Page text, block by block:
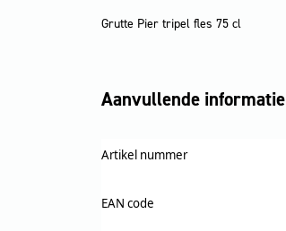
Grutte Pier tripel fles 75 cl
Aanvullende informatie
Artikel nummer
EAN code